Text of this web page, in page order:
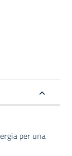
per una